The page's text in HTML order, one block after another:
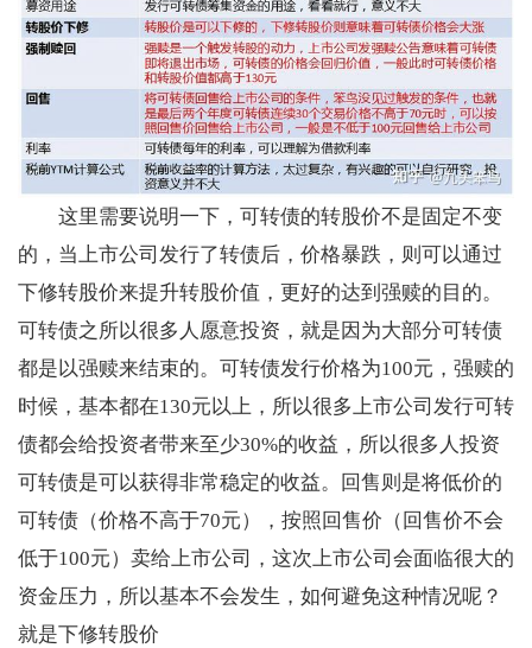
这里需要说明一下，可转债的转股价不是固定不变
的，当上市公司发行了转债后，价格暴跌，则可以通过
下修转股价来提升转股价值，更好的达到强赎的目的。
可转债之所以很多人愿意投资，就是因为大部分可转债
都是以强赎来结束的。可转债发行价格为100元，强赎的
时候，基本都在130元以上，所以很多上市公司发行可转
债都会给投资者带来至少30%的收益，所以很多人投资
可转债是可以获得非常稳定的收益。回售则是将低价的
可转债（价格不高于70元），按照回售价（回售价不会
低于100元）卖给上市公司，这次上市公司会面临很大的
资金压力，所以基本不会发生，如何避免这种情况呢？
就是下修转股价